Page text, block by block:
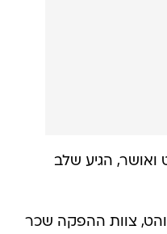
הגיע שלב
צוות ההפקה שכר